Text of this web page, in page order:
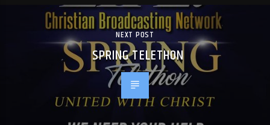
NEXT POST
SPRING TELETHON